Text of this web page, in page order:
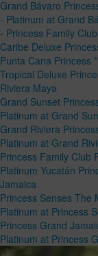
Grand Bávaro
- Platinum at Grand
- Princess Family
Caribe Deluxe
Punta Cana Princess
Tropical Deluxe
Riviera Maya
Grand Sunset
Platinum at Grand
Grand Riviera
Platinum at Grand
Princess Family Club
Platinum Yucatán
Jamaica
Princess Senses The
Platinum at Princess
Princess Grand
Platinum at Princess